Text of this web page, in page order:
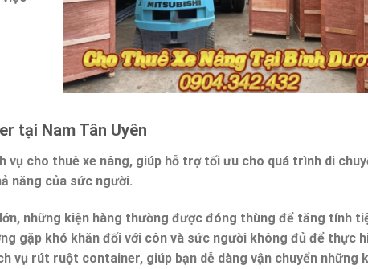
tại Nam Tân Uyên
vụ cho thuê xe nâng, giúp hỗ trợ tối ưu cho quá trình di
năng của sức người.
những kiện hàng thường được đóng thùng để tăng tính
gặp khó khăn đối với côn và sức người không đủ để thực
vụ rút ruột container, giúp bạn dễ dàng vận chuyển những